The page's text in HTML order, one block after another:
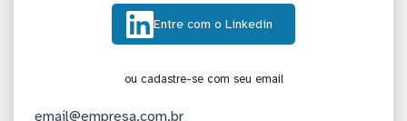
Entre com o Linkedin
ou cadastre-se com seu email